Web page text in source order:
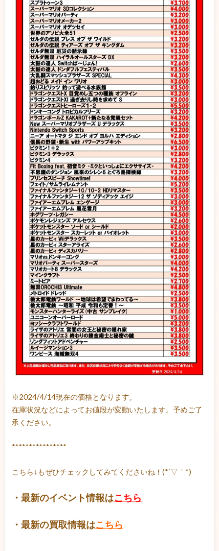
※2024/4/14現在の価格となります。
在庫状況などによってお値段が変動いたします。予めご了
承ください。
****************
こちら↓もぜひチェックしてみてくださいね！(*´▽｀*)
・最新のイベント情報はこちら
・最新の買取情報はこちら